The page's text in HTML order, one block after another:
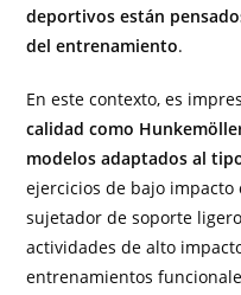
deportivos están
del entrenamiento.
En este contexto, es
calidad como
modelos adaptados al
ejercicios de bajo impacto
sujetador de soporte
actividades de alto
entrenamientos